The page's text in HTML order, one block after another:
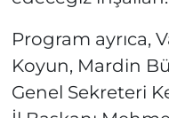
Program ayrıca,
Koyun, Mardin
Genel Sekreteri